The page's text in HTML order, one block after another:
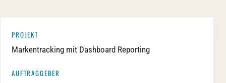
PROJEKT
Markentracking mit Dashboard Reporting
AUFTRAGGEBER